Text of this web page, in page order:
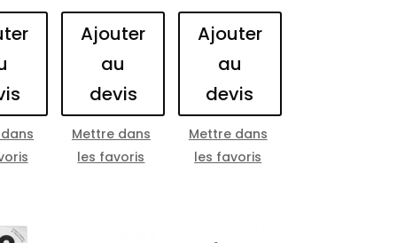
Ajouter
au
devis
Mettre dans
les favoris
Ajouter
au
devis
Mettre dans
les favoris